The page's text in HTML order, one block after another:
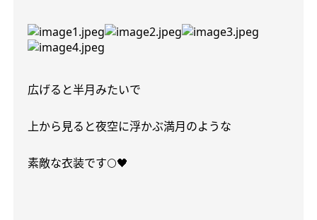
広げると半月みたいで
上から見ると夜空に浮かぶ満月のような
素敵な衣装です🌕🖤